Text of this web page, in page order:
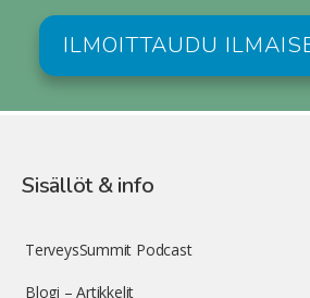
ILMOITTAUDU
Sisällöt & info
TerveysSummit Podcast
Blogi – Artikkelit